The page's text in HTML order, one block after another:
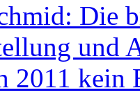
Die
und
2011 kein